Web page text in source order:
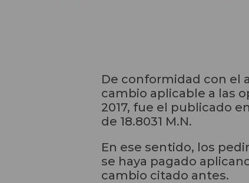
De conformidad con el
cambio aplicable a las
2017, fue el publicado
de 18.8031 M.N.
En ese sentido, los
se haya pagado
cambio citado antes.